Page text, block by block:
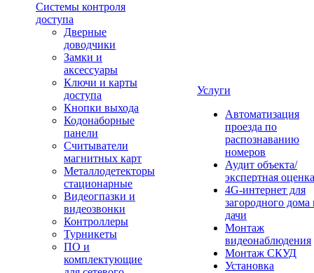
Системы контроля
доступа
Дверные
доводчики
Замки и
аксессуары
Ключи и карты
доступа
Кнопки выхода
Кодонаборные
панели
Считыватели
магнитных карт
Металлодетекторы
стационарные
Видеогпазки и
видеозвонки
Контроллеры
Турникеты
ПО и
комплектующие
Услуги
Автоматизация
проезда по
распознаванию
номеров
Аудит объекта/
экспертная оценка
4G-интернет для
загородного дома
дачи
Монтаж
видеонаблюдения
Монтаж СКУД
Установка